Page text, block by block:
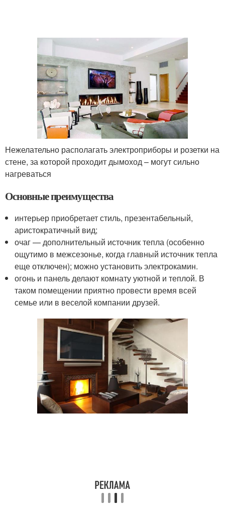
Нежелательно располагать электроприборы и розетки на
стене, за которой проходит дымоход – могут сильно
нагреваться
Основные преимущества
интерьер приобретает стиль, презентабельный,
аристократичный вид;
очаг — дополнительный источник тепла (особенно
ощутимо в межсезонье, когда главный источник тепла
еще отключен); можно установить электрокамин.
огонь и панель делают комнату уютной и теплой. В
таком помещении приятно провести время всей
семье или в веселой компании друзей.